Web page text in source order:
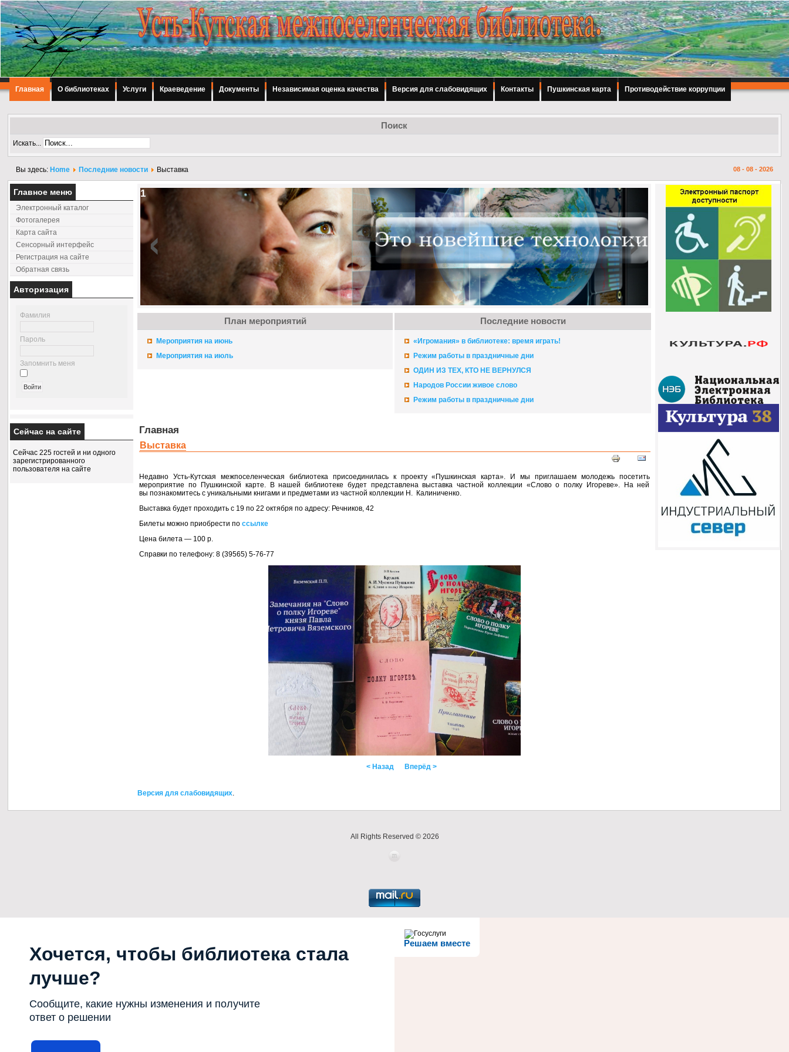
Главная О библиотеках Услуги Краеведение Документы Независимая оценка качества Версия для слабовидящих Контакты Пушкинская карта Противодействие коррупции
Поиск
Искать...
Вы здесь: Home Последние новости Выставка 08 - 08 - 2026
Главное меню
Электронный каталог
Фотогалерея
Карта сайта
Сенсорный интерфейс
Регистрация на сайте
Обратная связь
Авторизация
Фамилия
Пароль
Запомнить меня
Сейчас на сайте
Сейчас 225 гостей и ни одного
зарегистрированного
пользователя на сайте
2
‹ ›
План мероприятий
Мероприятия на июнь
Мероприятия на июль
Последние новости
«Игромания» в библиотеке: время играть!
Режим работы в праздничные дни
ОДИН ИЗ ТЕХ, КТО НЕ ВЕРНУЛСЯ
Народов России живое слово
Режим работы в праздничные дни
Главная
Выставка
НедавноУсть-Кутская межпоселенческая библиотека присоединилась к проекту«Пушкинская карта». И мы приглашаеммолодежь посетить
мероприятие по Пушкинской карте.
В нашей библиотеке будет представлена выставка частной коллекции «Словоо полку Игореве».
На ней
вы познакомитесь с уникальными книгамии предметами из частной коллекции Н. Калиниченко.
Выставка будет проходить с 19 по 22 октября по адресу: Речников, 42
Билеты можно приобрести поссылке
Ценабилета — 100 р.
Справки по телефону:8 (39565) 5-76-77
< Назад Вперёд >
Версия для слабовидящих.
All Rights Reserved © 2026
Решаем вместе
Хочется, чтобы библиотека стала
лучше?
Сообщите, какие нужны изменения и получите
ответ о решении